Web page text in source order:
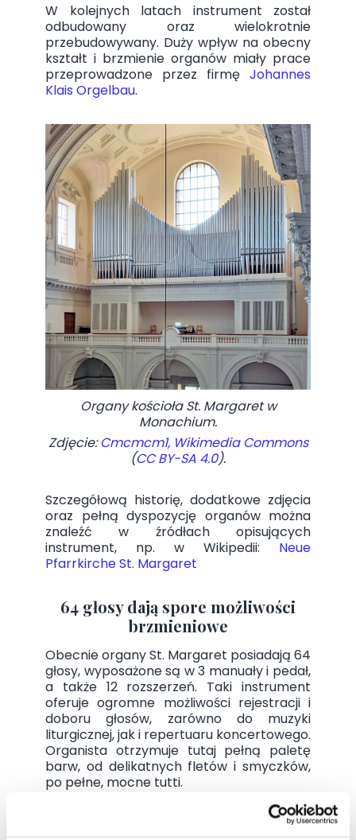
W kolejnych latach instrument został
odbudowany oraz wielokrotnie
przebudowywany. Duży wpływ na obecny
kształt i brzmienie organów miały prace
przeprowadzone przez firmę Johannes
Klais Orgelbau.
Organy kościoła St. Margaret w
Monachium.
Zdjęcie:Cmcmcm1, Wikimedia Commons
(CC BY-SA 4.0).
Szczegółową historię, dodatkowe zdjęcia
oraz pełną dyspozycję organów można
znaleźć w źródłach opisujących
instrument, np. w Wikipedii: Neue
Pfarrkirche St. Margaret
64 głosy dają spore możliwości
brzmieniowe
Obecnie organy St. Margaret posiadają 64
głosy, wyposażone są w 3 manuały i pedał,
a także 12 rozszerzeń. Taki instrument
oferuje ogromne możliwości rejestracji i
doboru głosów, zarówno do muzyki
liturgicznej, jak i repertuaru koncertowego.
Organista otrzymuje tutaj pełną paletę
barw, od delikatnych fletów i smyczków,
po pełne, mocne tutti.
Chcesz usłyszeć organy z kościoła